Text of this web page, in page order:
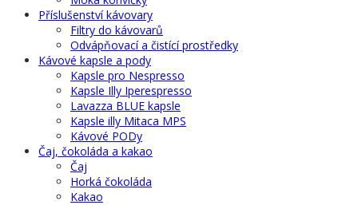
Příslušenství kávovary
Filtry do kávovarů
Odvápňovací a čistící prostředky
Kávové kapsle a pody
Kapsle pro Nespresso
Kapsle Illy Iperespresso
Lavazza BLUE kapsle
Kapsle illy Mitaca MPS
Kávové PODy
Čaj, čokoláda a kakao
Čaj
Horká čokoláda
Kakao